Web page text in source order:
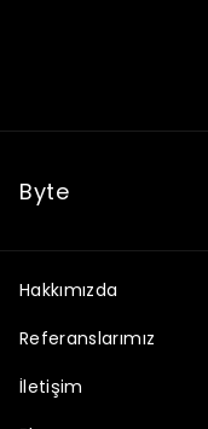
Byte
Hakkımızda
Referanslarımız
İletişim